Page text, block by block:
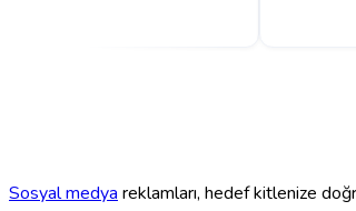
Sosyal medya reklamları, hedef kitlenize